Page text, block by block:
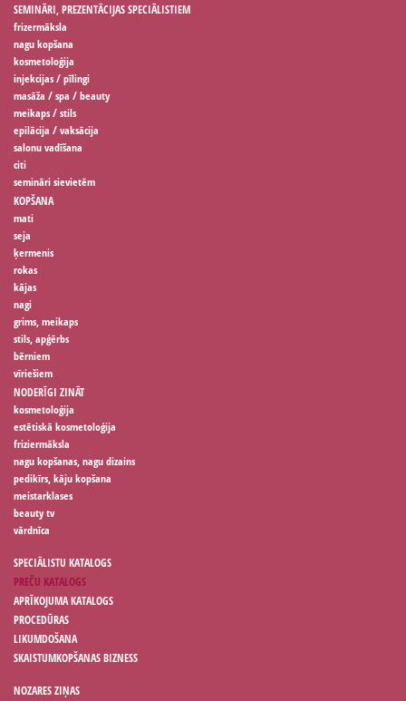
SEMINĀRI, PREZENTĀCIJAS SPECIĀLISTIEM
frizermāksla
nagu kopšana
kosmetoloģija
injekcijas / pīlingi
masāža / spa / beauty
meikaps / stils
epilācija / vaksācija
salonu vadīšana
citi
semināri sievietēm
KOPŠANA
mati
seja
ķermenis
rokas
kājas
nagi
grims, meikaps
stils, apģērbs
bērniem
vīriešiem
NODERĪGI ZINĀT
kosmetoloģija
estētiskā kosmetoloģija
friziermāksla
nagu kopšanas, nagu dizains
pedikīrs, kāju kopšana
meistarklases
beauty tv
vārdnīca
SPECIĀLISTU KATALOGS
PREČU KATALOGS
APRĪKOJUMA KATALOGS
PROCEDŪRAS
LIKUMDOŠANA
SKAISTUMKOPŠANAS BIZNESS
NOZARES ZIŅAS